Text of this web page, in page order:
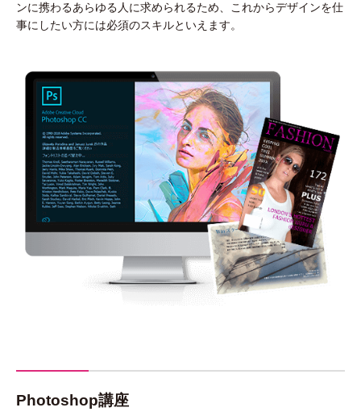
ンに携わるあらゆる人に求められるため、これからデザインを仕
事にしたい方には必須のスキルといえます。
Photoshop講座